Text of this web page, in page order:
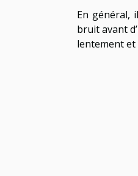
En général,
bruit avant
lentement et